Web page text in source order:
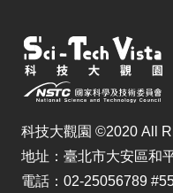
科技大觀園 ©2020 All
地址：臺北市大安區和
電話：02-25056789